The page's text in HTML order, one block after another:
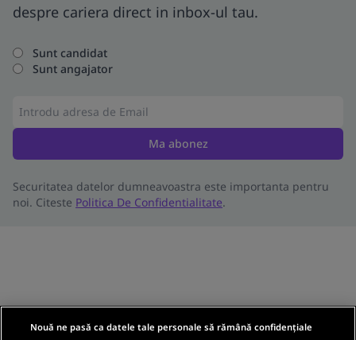
despre cariera direct in inbox-ul tau.
Sunt candidat
Sunt angajator
Ma abonez
Securitatea datelor dumneavoastra este importanta pentru
noi. Citeste Politica De Confidentialitate.
Nouă ne pasă ca datele tale personale să rămână confidențiale